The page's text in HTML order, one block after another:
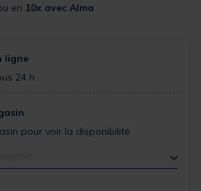
ou en 10x avec Alma
ligne
24 h
pour voir la disponibilité